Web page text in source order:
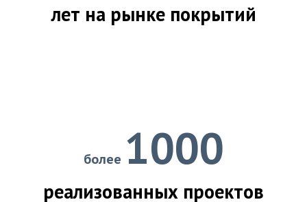
лет на рынке покрытий
более 1000
реализованных проектов